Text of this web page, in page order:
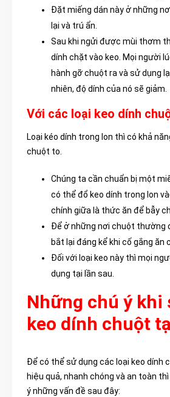
Đặt miếng dán này ở những
lại và trú ẩn.
Sau khi ngửi được mùi thơm
dính chặt vào keo. Mọi người
hành gỡ chuột ra và sử dụng
nhiên, độ dính của nó sẽ giảm.
Với các loại keo dính
Loại kéo dính trong lon thì có khả
chuột to.
Chúng ta cần chuẩn bị một
có thể đổ keo dính trong lon
chính giữa là thức ăn để bẫy
Để ở những nơi chuột thường
bắt lại đáng kể khi cố gắng ăn
Đối với loại keo này thì mọi
dụng tại lần sau.
Những chú ý khi
keo dính chuột
Để có thể sử dụng các loại keo dính
hiệu quả, nhanh chóng và an toàn
ý những vấn đề sau đây: